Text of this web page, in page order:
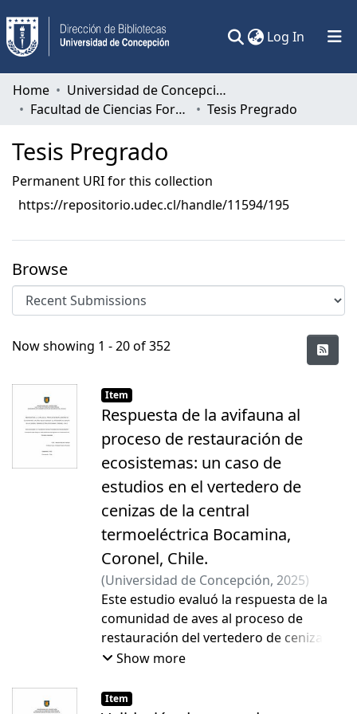
Log In (current)
Communities & Collections
Statistics
Home
Universidad de Concepción
Facultad de Ciencias Forestales
Tesis Pregrado
Tesis Pregrado
Permanent URI for this collection
https://repositorio.udec.cl/handle/11594/195
Browse
Recent Submissions
Now showing 1 - 20 of 352
Item
Respuesta de la avifauna al
proceso de restauración de
ecosistemas: un caso de
estudios en el vertedero de
cenizas de la central
termoeléctrica Bocamina,
Coronel, Chile.
(Universidad de Concepción, 2025)
Becker Campos, Mauricio Antonio;
Pizarro Pinochet, José Cristóbal
Este estudio evaluó la respuesta de la
comunidad de aves al proceso de
restauración del vertedero de cenizas
de la central termoeléctrica Bocamina
actividades industriales. Se estudió el
Show more
Item